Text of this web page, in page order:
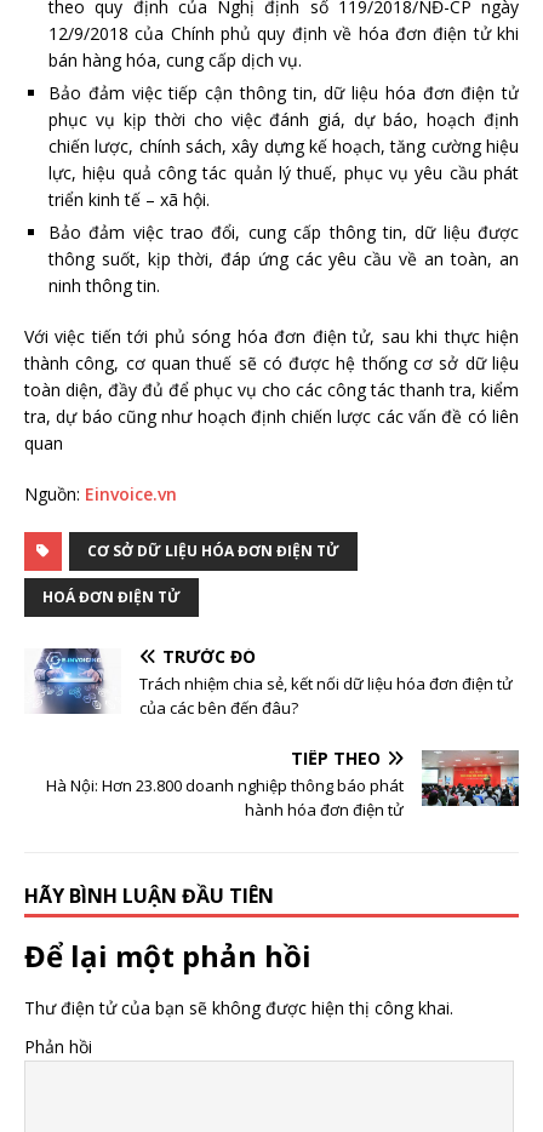
theo quy định của Nghị định số 119/2018/NĐ-CP ngày
12/9/2018 của Chính phủ quy định về hóa đơn điện tử khi
bán hàng hóa, cung cấp dịch vụ.
Bảo đảm việc tiếp cận thông tin, dữ liệu hóa đơn điện tử
phục vụ kịp thời cho việc đánh giá, dự báo, hoạch định
chiến lược, chính sách, xây dựng kế hoạch, tăng cường hiệu
lực, hiệu quả công tác quản lý thuế, phục vụ yêu cầu phát
triển kinh tế – xã hội.
Bảo đảm việc trao đổi, cung cấp thông tin, dữ liệu được
thông suốt, kịp thời, đáp ứng các yêu cầu về an toàn, an
ninh thông tin.
Với việc tiến tới phủ sóng hóa đơn điện tử, sau khi thực hiện
thành công, cơ quan thuế sẽ có được hệ thống cơ sở dữ liệu
toàn diện, đầy đủ để phục vụ cho các công tác thanh tra, kiểm
tra, dự báo cũng như hoạch định chiến lược các vấn đề có liên
quan
Nguồn: Einvoice.vn
CƠ SỞ DỮ LIỆU HÓA ĐƠN ĐIỆN TỬ
HOÁ ĐƠN ĐIỆN TỬ
TRƯỚC ĐÓ
Trách nhiệm chia sẻ, kết nối dữ liệu hóa đơn điện tử
của các bên đến đâu?
TIẾP THEO
Hà Nội: Hơn 23.800 doanh nghiệp thông báo phát
hành hóa đơn điện tử
HÃY BÌNH LUẬN ĐẦU TIÊN
Để lại một phản hồi
Thư điện tử của bạn sẽ không được hiện thị công khai.
Phản hồi